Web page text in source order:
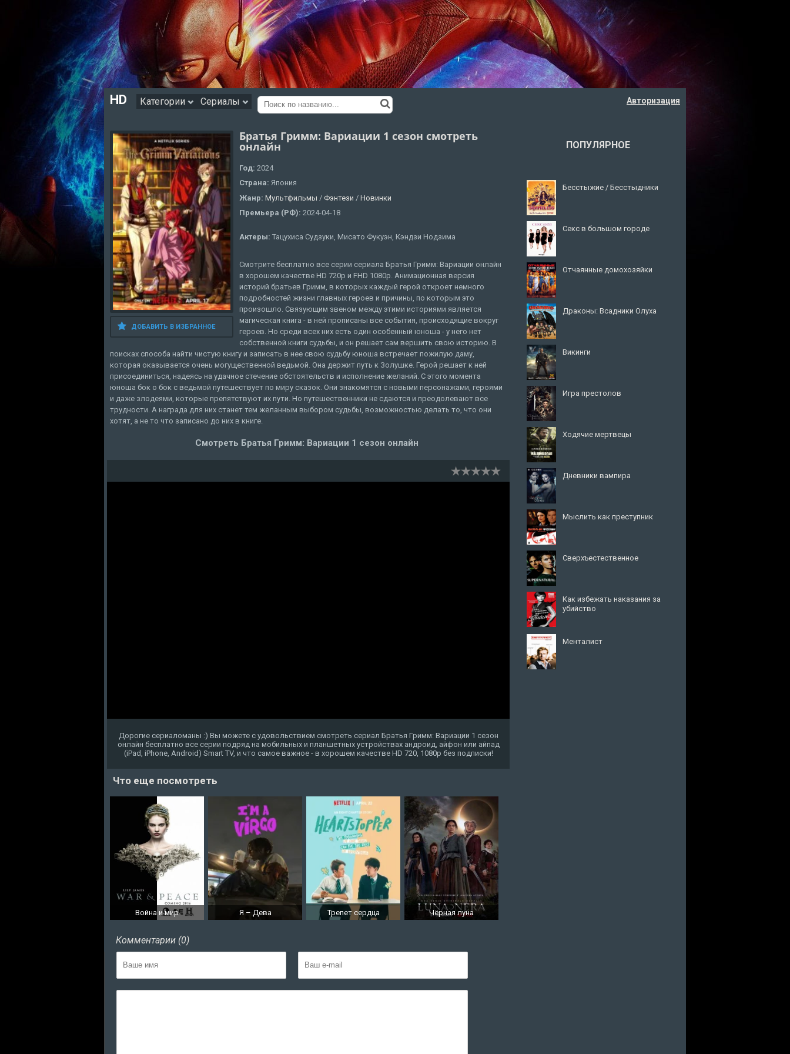
HD Категории Сериалы Авторизация
ДОБАВИТЬ В ИЗБРАННОЕ
Братья Гримм: Вариации 1 сезон смотреть
онлайн
Год: 2024
Страна: Япония
Жанр: Мультфильмы / Фэнтези / Новинки
Премьера (РФ): 2024-04-18
Актеры: Тацухиса Судзуки, Мисато Фукуэн, Кэндзи Нодзима
Смотрите бесплатно все серии сериала Братья Гримм: Вариации онлайн
в хорошем качестве HD 720p и FHD 1080p. Анимационная версия
историй братьев Гримм, в которых каждый герой откроет немного
подробностей жизни главных героев и причины, по которым это
произошло. Связующим звеном между этими историями является
магическая книга - в ней прописаны все события, происходящие вокруг
героев. Но среди всех них есть один особенный юноша - у него нет
собственной книги судьбы, и он решает сам вершить свою историю. В
поисках способа найти чистую книгу и записать в нее свою судьбу юноша встречает пожилую даму,
которая оказывается очень могущественной ведьмой. Она держит путь к Золушке. Герой решает к ней
присоединиться, надеясь на удачное стечение обстоятельств и исполнение желаний. С этого момента
юноша бок о бок с ведьмой путешествует по миру сказок. Они знакомятся с новыми персонажами, героями
и даже злодеями, которые препятствуют их пути. Но путешественники не сдаются и преодолевают все
трудности. А награда для них станет тем желанным выбором судьбы, возможностью делать то, что они
хотят, а не то что записано до них в книге.
Смотреть Братья Гримм: Вариации 1 сезон онлайн
Дорогие сериаломаны :) Вы можете с удовольствием смотреть сериал Братья Гримм: Вариации 1 сезон
онлайн бесплатно все серии подряд на мобильных и планшетных устройствах андроид, айфон или айпад
(iPad, iPhone, Android) Smart TV, и что самое важное - в хорошем качестве HD 720, 1080p без подписки!
Что еще посмотреть
Война и мир Я – Дева Трепет сердца Чёрная луна
Комментарии (0)
ПОПУЛЯРНОЕ
Бесстыжие / Бесстыдники
Секс в большом городе
Отчаянные домохозяйки
Драконы: Всадники Олуха
Викинги
Игра престолов
Ходячие мертвецы
Дневники вампира
Мыслить как преступник
Сверхъестественное
Как избежать наказания за
убийство
Менталист